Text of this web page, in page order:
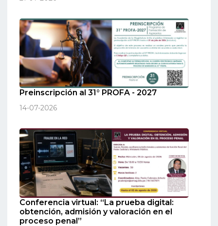
Preinscripción al 31° PROFA - 2027
14-07-2026
Conferencia virtual: “La prueba digital:
obtención, admisión y valoración en el
proceso penal”